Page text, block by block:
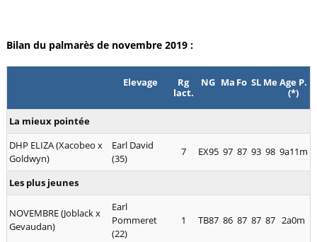
Bilan du palmarès de novembre 2019 :
Elevage
Rg
lact.
NG Ma Fo SL Me Age P.
(*)
La mieux pointée
DHP ELIZA (Xacobeo x
Goldwyn)
Earl David
(35)
7 EX95 97 87 93 98 9a11m
Les plus jeunes
NOVEMBRE (Joblack x
Gevaudan)
Earl
Pommeret
(22)
1 TB87 86 87 87 87 2a0m